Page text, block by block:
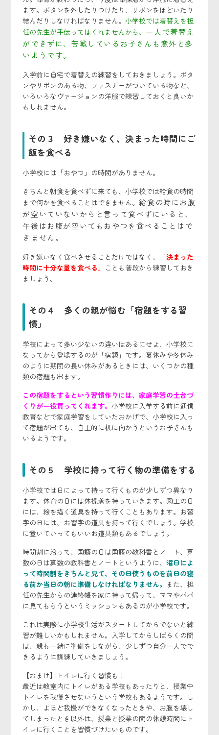
ます。ボタンを外したりつけたり、リボンをほどいたり
結んだりしなければなりません。小学校では着替えを担
任の先生が手伝ってはくれませんから、 一人で着替え
ができずに、苦戦しているお子さんも意外と多
いようです。
入学前に自宅で着替えの練習をしておきましょう。ボタ
ンやリボンのある物、ファスナーがついている物など、
いろいろなヴァージョンの洋服で練習しておくと良いか
もしれません。
その３ 好き嫌いなく、決まった時間にご
飯を食べる
小学校には「おやつ」の時間がありません。
きちんと朝食を食べずに来ても、小学校では給食の時間
まで何かを食べることはできません。給食の時にお腹
が空いていないからと言って食べずにいると、
午後はお腹が空いてもおやつを食べることはで
きません。
好き嫌いなく食べさせることだけではなく、
「決まった
時間に十分な量を食べる」 ことも普段から練習しておき
ましょう。
その４ 多くの親が悩む「宿題をする習
慣」
学校によって多い少ないの違いはあるにせよ、小学校に
なってから登場するのが「宿題」です。夏休みや冬休み
のように期間の長い休みがあるときには、いくつかの種
類の宿題も出ます。
この宿題をするという習慣作りには、家庭学習の土台づ
くりが一役買ってくれます。小学校に入学する前に通信
教育などで家庭学習をしていたおかげで、小学校に入っ
て宿題が出ても、自主的に机に向かうというお子さんも
いるようです。
その５ 学校に持って行く物の準備をする
小学校では日によって持って行くものが少しずつ異なり
ます。体育の日には体操着を持っていきます。図工の日
には、絵を描く道具を持って行くこともあります。お習
字の日には、お習字の道具を持って行くでしょう。学校
に置いていってもいいお道具類もあるでしょう。
時間割に沿って、国語の日は国語の教科書とノート、算
数の日は算数の教科書とノートというように、 曜日によ
って時間割をきちんと見て、その日使うものを前日の寝
る前か当日の朝に準備しなければなりません。 また、担
任の先生からの連絡帳を家に持って帰って、ママやパパ
に見てもらうというミッションもあるのが小学校です。
これは実際に小学校生活がスタートしてからでないと練
習が難しいかもしれません。入学してからしばらくの間
は、親も一緒に準備をしながら、少しずつ自分一人でで
きるように訓練していきましょう。
【おまけ】トイレに行く習慣も！
最近は教室内にトイレがある学校もあったりと、授業中
トイレを我慢させないうという学校もあるようです。し
かし、よほど我慢ができなくなったときや、お腹を壊し
てしまったとき以外は、授業と授業の間の休憩時間にト
イレに行くことを習慣づけたいものです。